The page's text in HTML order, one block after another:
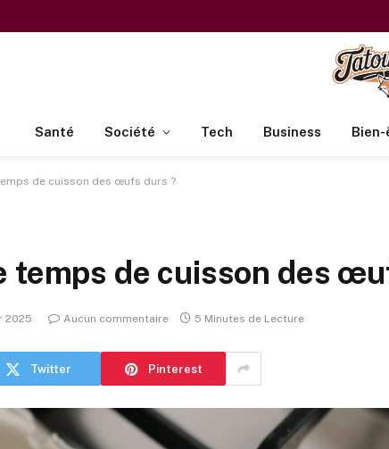
Santé Société Tech Business
de cuisson des œufs durs ?
temps de cuisson des
2025 Aucun commentaire 5 Minutes de Lecture
Twitter Pinterest